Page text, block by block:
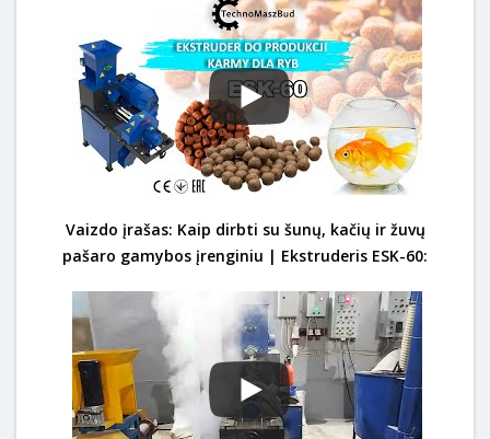
Vaizdo įrašas: Kaip dirbti su šunų, kačių ir žuvų
pašaro gamybos įrenginiu | Ekstruderis ESK-60: